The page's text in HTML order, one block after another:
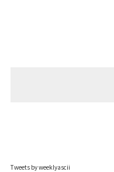
Tweets by weeklyascii